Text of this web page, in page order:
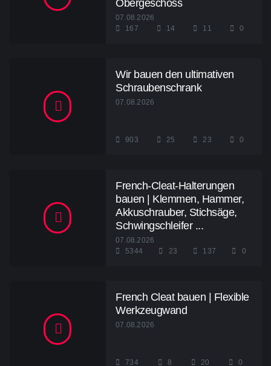
Obergeschoss
07.08.2026
167
14 11 0
Wir bauen den ultimativen
Schraubenschrank
07.08.2026
903 25 23 0
French-Cleat-Halterungen
bauen | Klemmen, Hammer,
Akkuschrauber, Stichsäge,
Schwingschleifer ...
07.08.2026
5344
23 137 0
French Cleat bauen | Flexible
Werkzeugwand
07.08.2026
734 8 20 0